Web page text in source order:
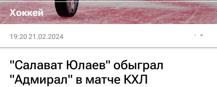
Хоккей
19:20 21.02.2024
"Салават Юлаев" обыграл
"Адмирал" в матче КХЛ